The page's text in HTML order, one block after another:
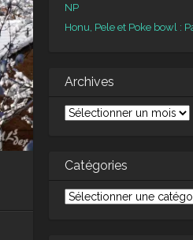
NP
Honu, Pele et Poke bowl :
Archives
Archives
Catégories
Catégories